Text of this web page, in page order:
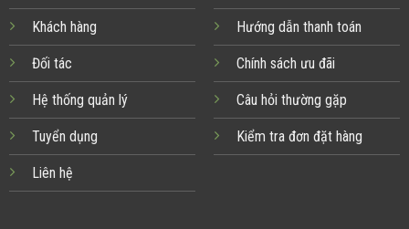
Khách hàng
Đối tác
Hệ thống quản lý
Tuyển dụng
Liên hệ
Hướng dẫn thanh toán
Chính sách ưu đãi
Câu hỏi thường gặp
Kiểm tra đơn đặt hàng